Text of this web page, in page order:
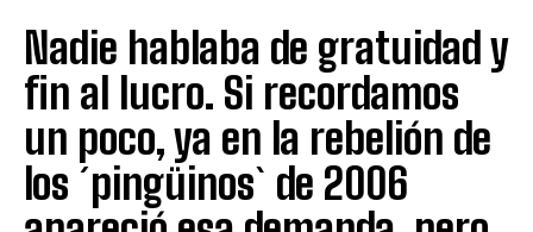
Nadie hablaba de gratuidad y
fin al lucro. Si recordamos
un poco, ya en la rebelión de
los ´pingüinos` de 2006